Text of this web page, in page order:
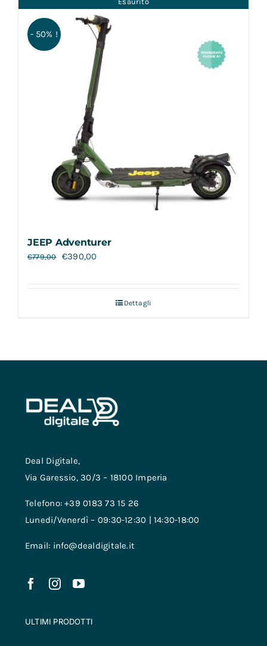
- 50% !
JEEP Adventurer
€779,00 €390,00
Dettagli
Deal Digitale,
Via Garessio, 30/3 – 18100 Imperia
Telefono: +39 0183 73 15 26
Lunedi/Venerdì – 09:30-12:30 | 14:30-18:00
Email: info@dealdigitale.it
ULTIMI PRODOTTI